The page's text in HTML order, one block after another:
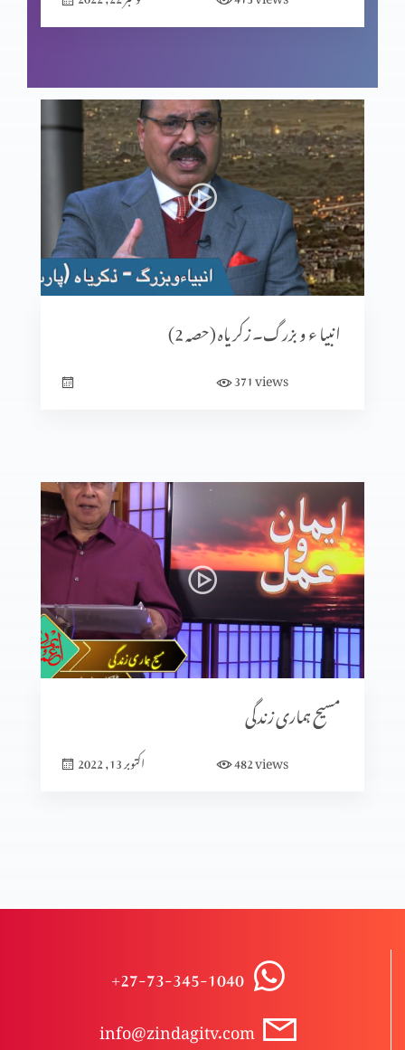
انبیا ء و بزرگ۔ زکریاہ (حصہ 2)
371views
مسیح ہماری زندگی
اکتوبر 13, 2022 482views
+27-73-345-1040
info@zindagitv.com